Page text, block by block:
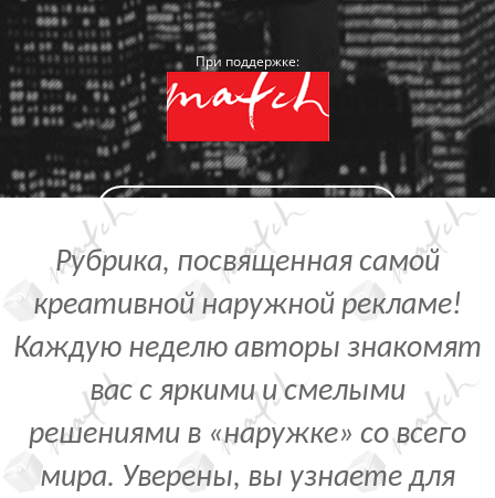
При поддержке:
ПОБЛАГОДАРИТЬ СПОНСОРА
Рубрика, посвященная самой
креативной наружной рекламе!
Каждую неделю авторы знакомят
вас с яркими и смелыми
решениями в «наружке» со всего
мира. Уверены, вы узнаете для